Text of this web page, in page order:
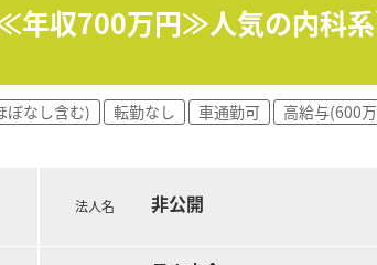
です！
置！
現しています◎
働き方など
ます。
す。
みたいことは
≪年収700万円≫人気の内科
ぼなし含む) 転勤なし 車通勤可 高給与(600
法人名 非公開